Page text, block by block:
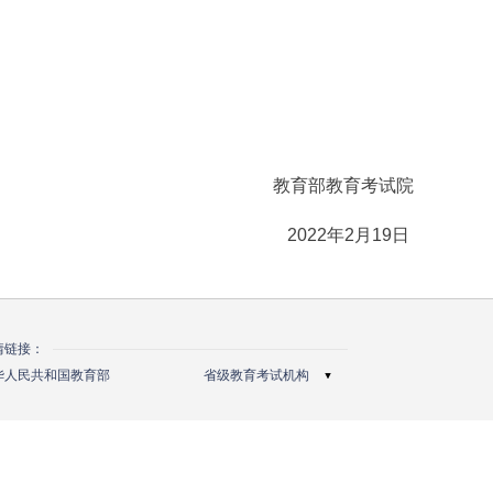
教育部教育考试院
2022年2月19日
接：
人民共和国教育部
省级教育考试机构
北京教育考试院